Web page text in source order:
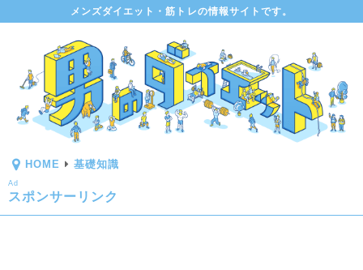
メンズダイエット・筋トレの情報サイトです。
HOME 基礎知識
Ad
スポンサーリンク